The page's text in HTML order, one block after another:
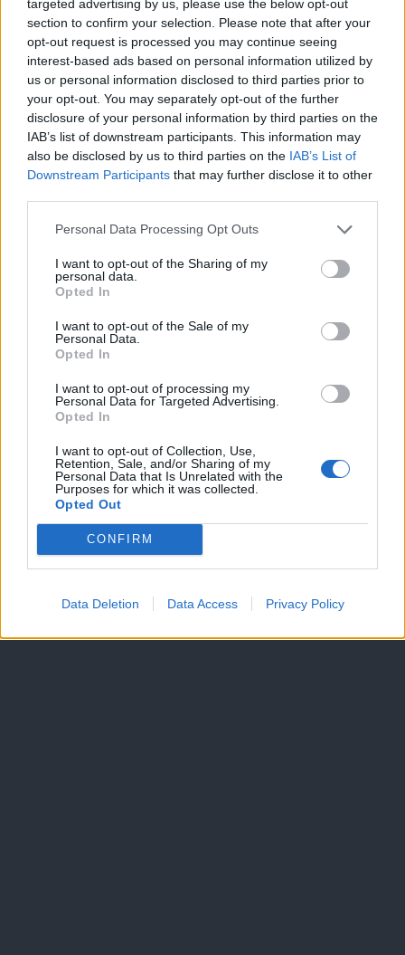
targeted advertising by us, please use the below opt-out
section to confirm your selection. Please note that after your
opt-out request is processed you may continue seeing
interest-based ads based on personal information utilized by
us or personal information disclosed to third parties prior to
your opt-out. You may separately opt-out of the further
disclosure of your personal information by third parties on the
IAB’s list of downstream participants. This information may
also be disclosed by us to third parties on the IAB’s List of
Downstream Participants that may further disclose it to other
Personal Data Processing Opt Outs
I want to opt-out of the Sharing of my
personal data.
Opted In
I want to opt-out of the Sale of my
Personal Data.
Opted In
I want to opt-out of processing my
Personal Data for Targeted Advertising.
Opted In
I want to opt-out of Collection, Use,
Retention, Sale, and/or Sharing of my
Personal Data that Is Unrelated with the
Purposes for which it was collected.
Opted Out
CONFIRM
Data Deletion Data Access Privacy Policy
Moji Mediji d.o.o.
sobotainfo.com•mariborinfo.com• ptujinfo.com• pomurec.com
dolenjskainfo.com •ljubljanainfo.com•gorenjskainfo.com•
Vse pravice pridržane © 2026
Tematike
Lokalno
Politika
Kronika
Zdravje
Šport
Scena
Zadnje novice
Dogodki
Igre
Mali oglasi
Kdo smo
Oglaševanje
Prijavi se na cajtng